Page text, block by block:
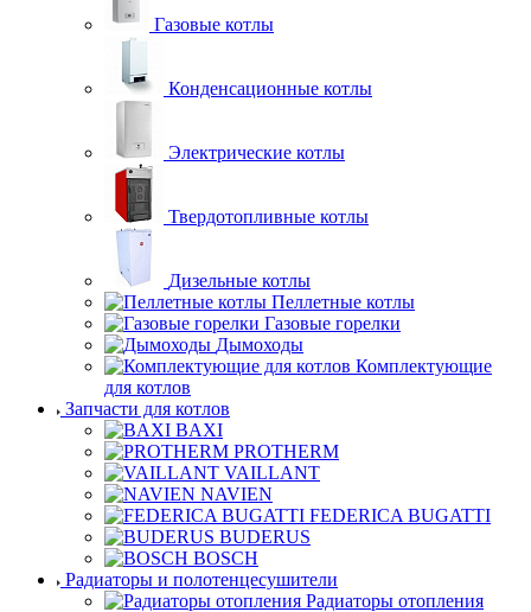
Газовые котлы
Конденсационные котлы
Электрические котлы
Твердотопливные котлы
Дизельные котлы
Пеллетные котлы
Газовые горелки
Дымоходы
Комплектующие
для котлов
Запчасти для котлов
BAXI
PROTHERM
VAILLANT
NAVIEN
FEDERICA BUGATTI
BUDERUS
BOSCH
Радиаторы и полотенцесушители
Радиаторы отопления